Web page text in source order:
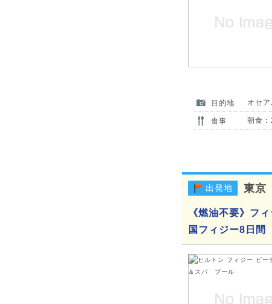
目的地 オセ
食事 朝食
出発地 東京
《燃油不要》フ
国フィジー8日間